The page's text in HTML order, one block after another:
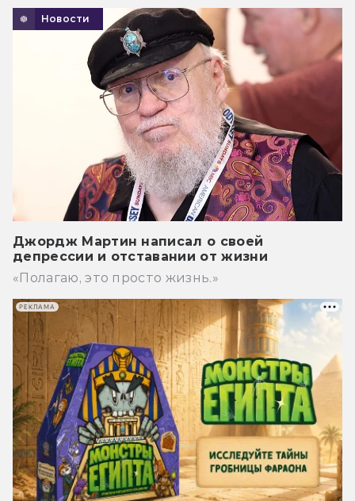
Новости
Джордж Мартин написал о своей
депрессии и отставании от жизни
«Полагаю, это просто жизнь.»
РЕКЛАМА